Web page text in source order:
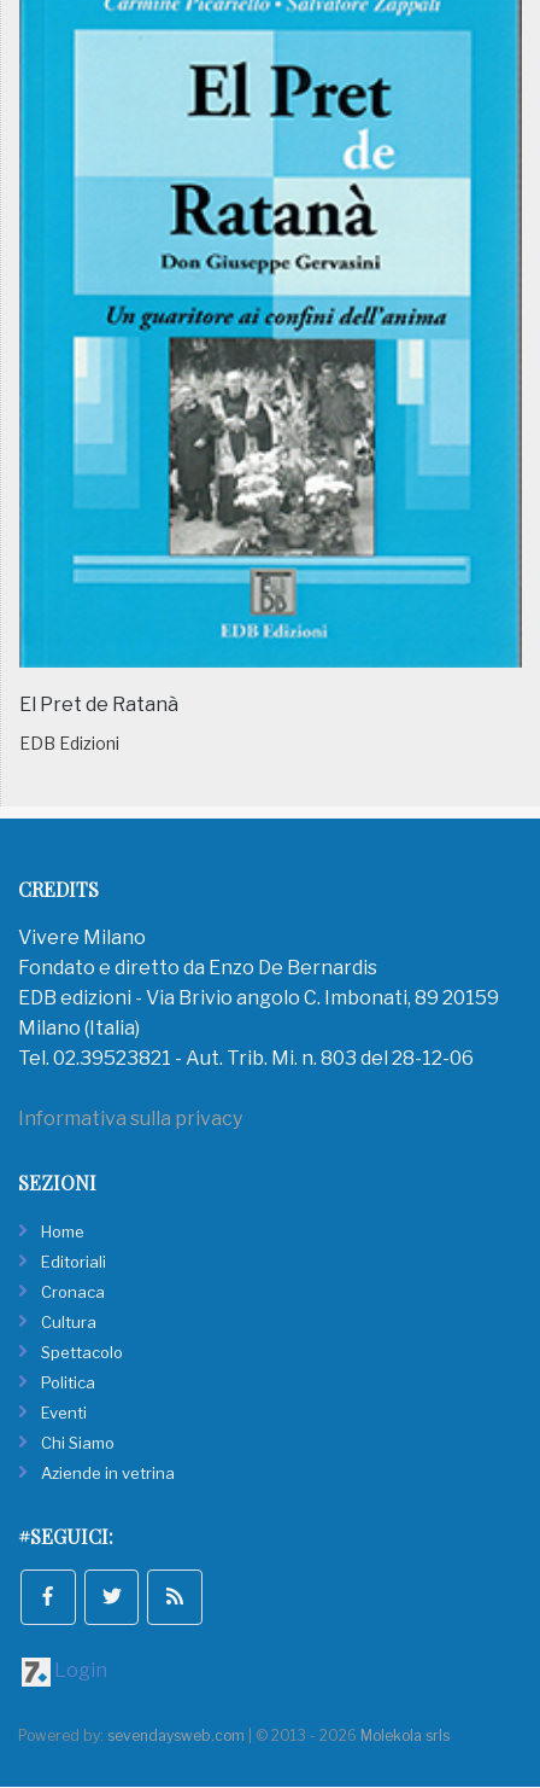
El Pret de Ratanà
EDB Edizioni
CREDITS
Vivere Milano
Fondato e diretto da Enzo De Bernardis
EDB edizioni - Via Brivio angolo C. Imbonati, 89 20159
Milano (Italia)
Tel. 02.39523821 - Aut. Trib. Mi. n. 803 del 28-12-06
Informativa sulla privacy
SEZIONI
Home
Editoriali
Cronaca
Cultura
Spettacolo
Politica
Eventi
Chi Siamo
Aziende in vetrina
#SEGUICI:
Login
Powered by: sevendaysweb.com | © 2013 - 2026 Molekola srls